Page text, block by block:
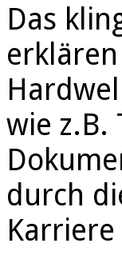
Das
wie z.B.
durch